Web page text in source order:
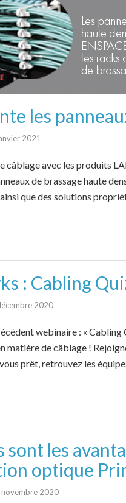
les
2021
câblage avec les produits
de brassage haute
que des solutions
: Cabling
2020
webinaire : «
matière de câblage !
prêt, retrouvez les
sont les
optique
novembre 2020